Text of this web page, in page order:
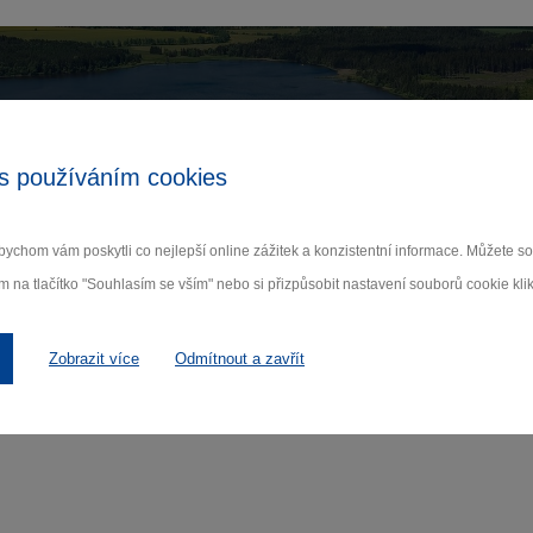
používáním cookies
vám poskytli co nejlepší online zážitek a konzistentní informace. Můžete
na tlačítko "Souhlasím se vším" nebo si přizpůsobit nastavení souborů cookie
Zobrazit více Odmítnout a zavřít
na ochraně osobních údajů.